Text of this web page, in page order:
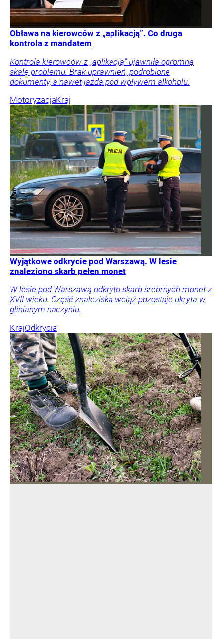
Obława na kierowców z „aplikacją”. Co druga
kontrola z mandatem
Kontrola kierowców z „aplikacją” ujawniła ogromną
skalę problemu. Brak uprawnień, podrobione
dokumenty, a nawet jazda pod wpływem alkoholu.
MotoryzacjaKraj
Wyjątkowe odkrycie pod Warszawą. W lesie
znaleziono skarb pełen monet
W lesie pod Warszawą odkryto skarb srebrnych monet z
XVII wieku. Część znaleziska wciąż pozostaje ukryta w
glinianym naczyniu.
KrajOdkrycia